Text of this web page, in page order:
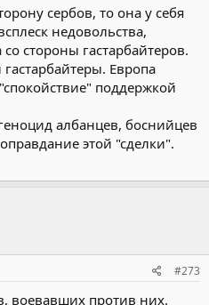
сербов, то она у себя
недовольства,
стороны гастарбайтеров.
Европа
поддержкой
албанцев, боснийцев
этой "сделки".
#273
воевавших против них.